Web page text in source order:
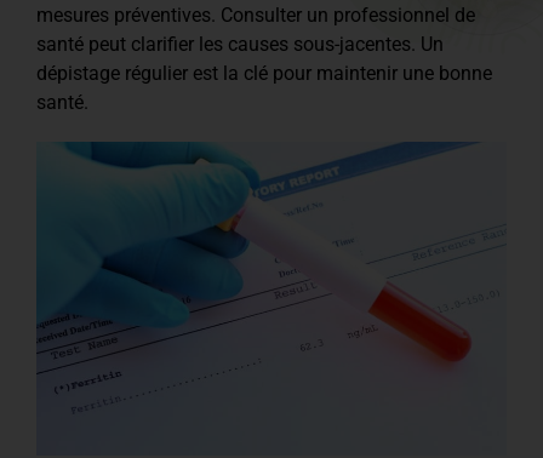
mesures préventives. Consulter un professionnel de
santé peut clarifier les causes sous-jacentes. Un
dépistage régulier est la clé pour maintenir une bonne
santé.